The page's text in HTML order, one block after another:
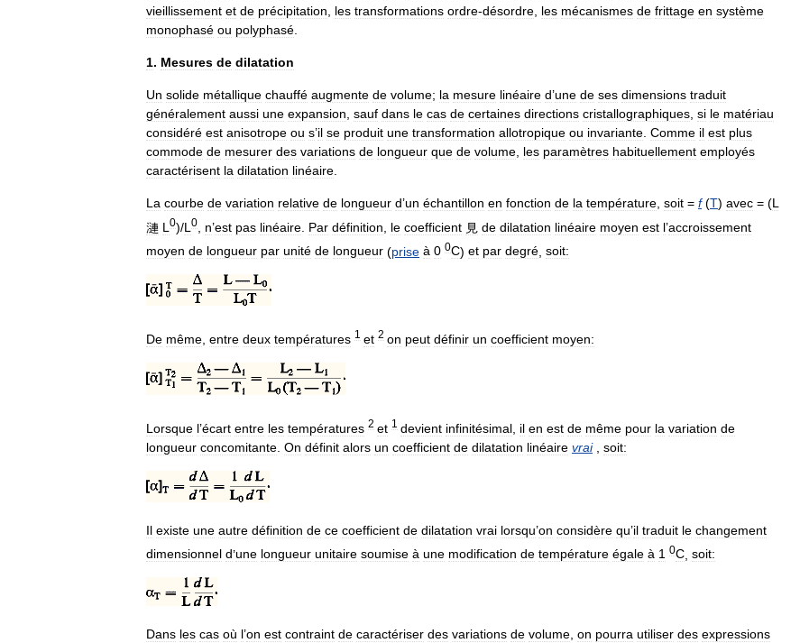
vieillissement et de précipitation les transformations ordre-désordre les mécanismes de frittage en système
monophasé ou polyphasé
1. Mesures de dilatation
Un solide métallique chauffé augmente de volume; la mesure linéaire d’une de ses dimensions traduit
généralement aussi une expansion sauf dans le cas de certaines directions cristallographiques si le matériau
considéré est anisotrope ou s’il se produit une transformation allotropique ou invariante Comme il est plus
commode de mesurer des variations de longueur que de volume les paramètres habituellement employés
caractérisent la dilatation linéaire
La courbe de variation relative de longueur d’un échantillon en fonction de la température soit = f(T) avec = (L
漣 L 0)/L 0 n’est pas linéaire Par définition le coefficient 見 de dilatation linéaire moyen est l’accroissement
moyen de longueur par unité de longueur (prise à 0 0C) et par degré soit:
De même entre deux températures 1 et 2 on peut définir un coefficient moyen:
Lorsque l’écart entre les températures 2 et 1 devient infinitésimal il en est de même pour la variation de
longueur concomitante On définit alors un coefficient de dilatation linéaire vrai, soit:
Il existe une autre définition de ce coefficient de dilatation vrai lorsqu’on considère qu’il traduit le changement
dimensionnel d’une longueur unitaire soumise à une modification de température égale à 1 0C soit:
Dans les cas où l’on est contraint de caractériser des variations de volume, on pourra utiliser des expressions